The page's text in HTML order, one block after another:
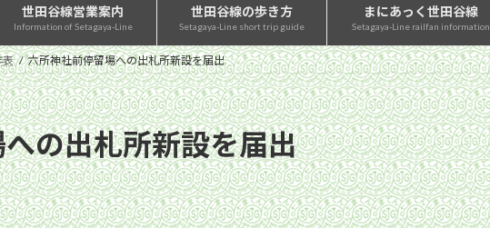
世田谷線営業案内
Information of Setagaya-Line
世田谷線の歩き方
Setagaya-Line short trip guide
まにあっく世田谷線
Setagaya-Line railfan information
表 六所神社前停留場への出札所新設を届出
の出札所新設を届出